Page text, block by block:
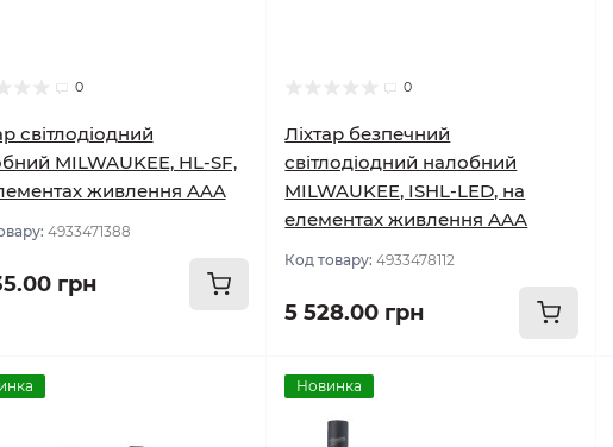
0
світлодіодний
MILWAUKEE, HL-SF,
живлення AAA
4933471388
грн
0
Ліхтар безпечний
світлодіодний налобний
MILWAUKEE, ISHL-LED, на
елементах живлення AAA
Код товару:4933478112
5 528.00 грн
Новинка